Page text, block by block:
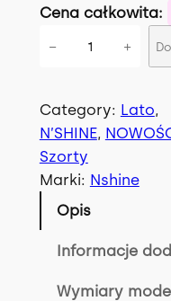
Cena całkowita:
ś
ć
S
p
− +
Category: Lato
N’SHINE,
Szorty
Marki: Nshine
Opis
Informacje
Wymiary